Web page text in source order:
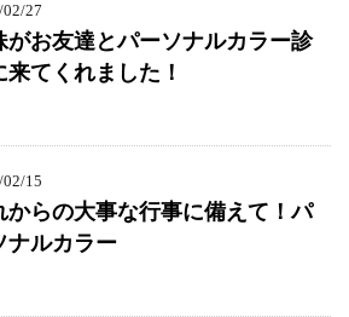
27
がお友達とパーソナルカラー診
来てくれました！
15
からの大事な行事に備えて！パ
ナルカラー